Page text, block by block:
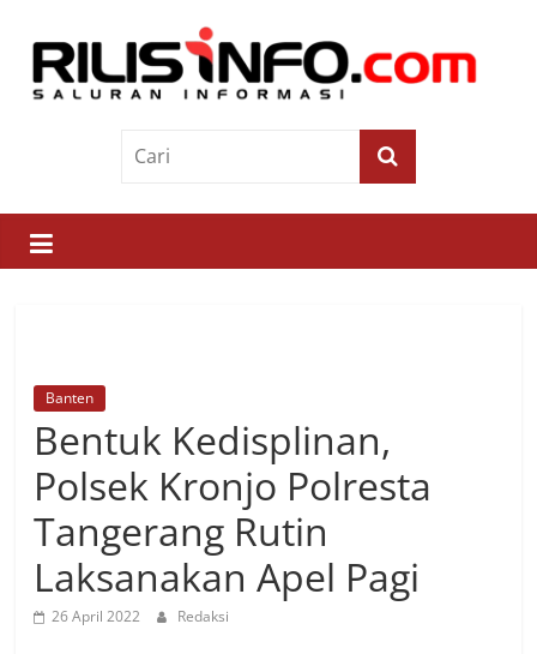
contentRilis
Saluran
Informasi
Banten
Bentuk Kedisplinan,
Polsek Kronjo Polresta
Tangerang Rutin
Laksanakan Apel Pagi
26 April 2022 Redaksi